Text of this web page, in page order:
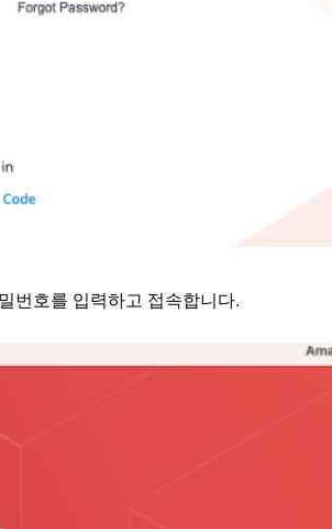
번호를 입력하고 접속합니다.